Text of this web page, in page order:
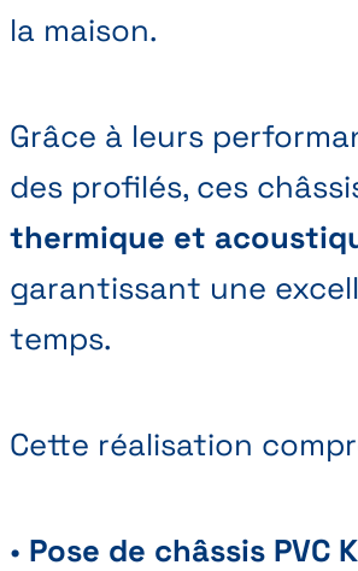
la maison.
Grâce à leurs
des profilés, ces
thermique et
garantissant une
temps.
Cette réalisation
• Pose de châssis PVC